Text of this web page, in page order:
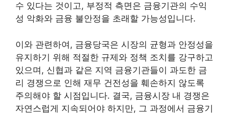
수 있다는 것이고, 부정적 측면은 금융기관의 수익
성 악화와 금융 불안정을 초래할 가능성입니다.
이와 관련하여, 금융당국은 시장의 균형과 안정성을
유지하기 위해 적절한 규제와 정책 조치를 강구하고
있으며, 신협과 같은 지역 금융기관들이 과도한 금
리 경쟁으로 인해 재무 건전성을 훼손하지 않도록
주의해야 할 시점입니다. 결국, 금융시장 내 경쟁은
자연스럽게 지속되어야 하지만, 그 과정에서 금융기